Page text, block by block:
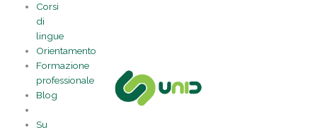
Corsi
di
lingue
Orientamento
Formazione
professionale
Blog
Su